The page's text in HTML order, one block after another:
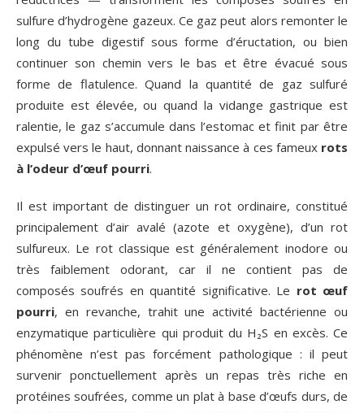
sulfure d’hydrogène gazeux. Ce gaz peut alors remonter le
long du tube digestif sous forme d’éructation, ou bien
continuer son chemin vers le bas et être évacué sous
forme de flatulence. Quand la quantité de gaz sulfuré
produite est élevée, ou quand la vidange gastrique est
ralentie, le gaz s’accumule dans l’estomac et finit par être
expulsé vers le haut, donnant naissance à ces fameux rots
à l’odeur d’œuf pourri.
Il est important de distinguer un rot ordinaire, constitué
principalement d’air avalé (azote et oxygène), d’un rot
sulfureux. Le rot classique est généralement inodore ou
très faiblement odorant, car il ne contient pas de
composés soufrés en quantité significative. Le rot œuf
pourri, en revanche, trahit une activité bactérienne ou
enzymatique particulière qui produit du H₂S en excès. Ce
phénomène n’est pas forcément pathologique : il peut
survenir ponctuellement après un repas très riche en
protéines soufrées, comme un plat à base d’œufs durs, de